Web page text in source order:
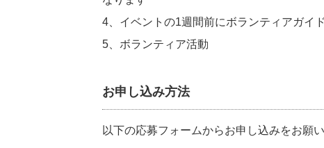
4、イベントの1週間前にボランティアガイ
5、ボランティア活動
お申し込み方法
以下の応募フォームからお申し込みをお願い